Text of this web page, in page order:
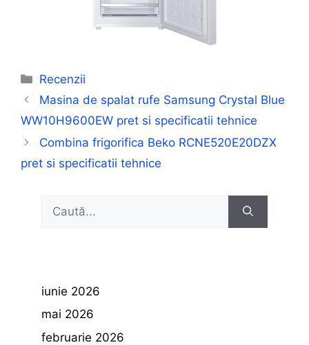
Categorii
Recenzii
Masina de spalat rufe Samsung Crystal Blue
WW10H9600EW pret si specificatii tehnice
Combina frigorifica Beko RCNE520E20DZX
pret si specificatii tehnice
după:
iunie 2026
mai 2026
februarie 2026